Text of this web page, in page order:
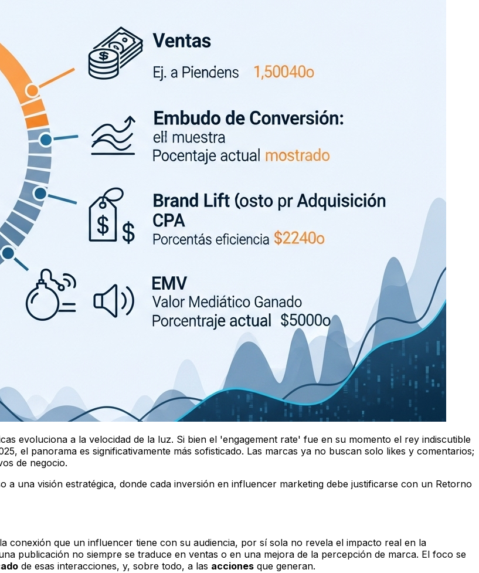
evoluciona a la velocidad de la luz. Si bien el 'engagement rate' fue en su momento el rey indiscutible
el panorama es significativamente más sofisticado. Las marcas ya no buscan solo likes y comentarios;
de negocio.
a una visión estratégica, donde cada inversión en influencer marketing debe justificarse con un Retorno
conexión que un influencer tiene con su audiencia, por sí sola no revela el impacto real en la
publicación no siempre se traduce en ventas o en una mejora de la percepción de marca. El foco se
de esas interacciones, y, sobre todo, a las acciones que generan.